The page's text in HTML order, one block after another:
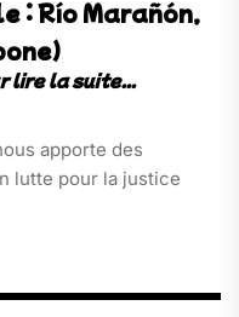
: Río Marañón,
apporte des
lutte pour la justice